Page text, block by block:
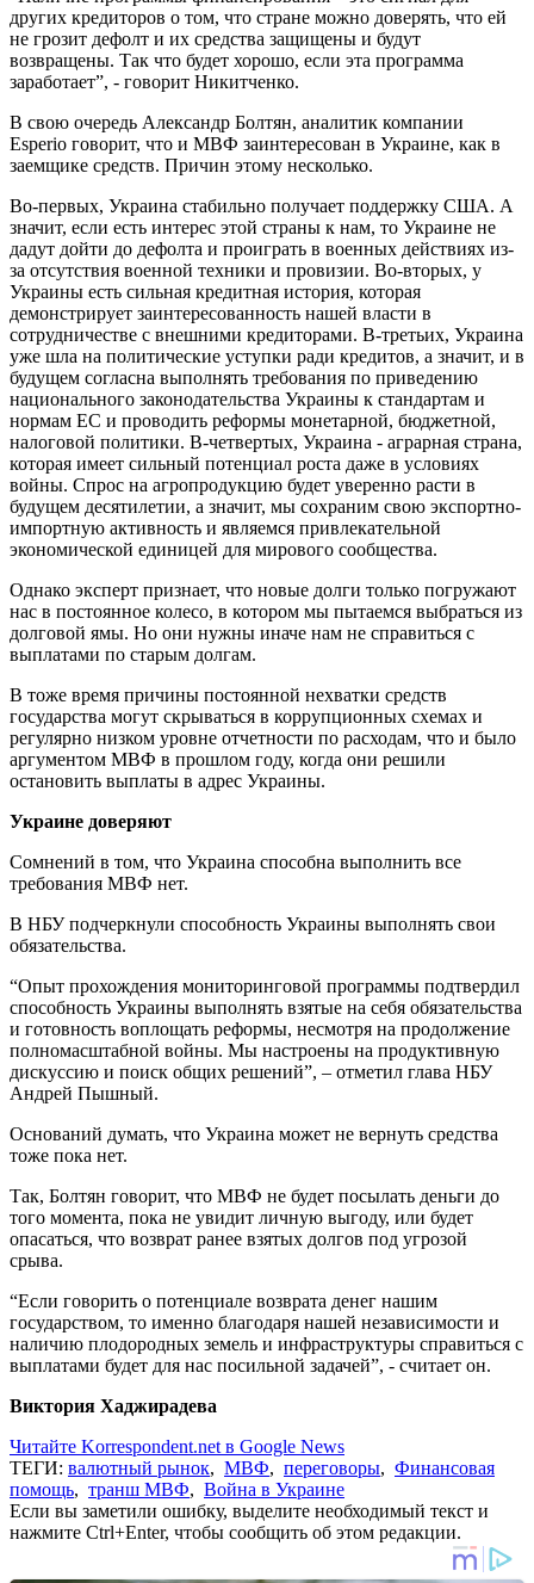
других кредиторов о том, что стране можно доверять, что ей
не грозит дефолт и их средства защищены и будут
возвращены. Так что будет хорошо, если эта программа
заработает”, - говорит Никитченко.
В свою очередь Александр Болтян, аналитик компании
Esperio говорит, что и МВФ заинтересован в Украине, как в
заемщике средств. Причин этому несколько.
Во-первых, Украина стабильно получает поддержку США. А
значит, если есть интерес этой страны к нам, то Украине не
дадут дойти до дефолта и проиграть в военных действиях из-
за отсутствия военной техники и провизии. Во-вторых, у
Украины есть сильная кредитная история, которая
демонстрирует заинтересованность нашей власти в
сотрудничестве с внешними кредиторами. В-третьих, Украина
уже шла на политические уступки ради кредитов, а значит, и в
будущем согласна выполнять требования по приведению
национального законодательства Украины к стандартам и
нормам ЕС и проводить реформы монетарной, бюджетной,
налоговой политики. В-четвертых, Украина - аграрная страна,
которая имеет сильный потенциал роста даже в условиях
войны. Спрос на агропродукцию будет уверенно расти в
будущем десятилетии, а значит, мы сохраним свою экспортно-
импортную активность и являемся привлекательной
экономической единицей для мирового сообщества.
Однако эксперт признает, что новые долги только погружают
нас в постоянное колесо, в котором мы пытаемся выбраться из
долговой ямы. Но они нужны иначе нам не справиться с
выплатами по старым долгам.
В тоже время причины постоянной нехватки средств
государства могут скрываться в коррупционных схемах и
регулярно низком уровне отчетности по расходам, что и было
аргументом МВФ в прошлом году, когда они решили
остановить выплаты в адрес Украины.
Украине доверяют
Сомнений в том, что Украина способна выполнить все
требования МВФ нет.
В НБУ подчеркнули способность Украины выполнять свои
обязательства.
“Опыт прохождения мониторинговой программы подтвердил
способность Украины выполнять взятые на себя обязательства
и готовность воплощать реформы, несмотря на продолжение
полномасштабной войны. Мы настроены на продуктивную
дискуссию и поиск общих решений”, – отметил глава НБУ
Андрей Пышный.
Оснований думать, что Украина может не вернуть средства
тоже пока нет.
Так, Болтян говорит, что МВФ не будет посылать деньги до
того момента, пока не увидит личную выгоду, или будет
опасаться, что возврат ранее взятых долгов под угрозой
срыва.
“Если говорить о потенциале возврата денег нашим
государством, то именно благодаря нашей независимости и
наличию плодородных земель и инфраструктуры справиться с
выплатами будет для нас посильной задачей”, - считает он.
Виктория Хаджирадева
Читайте Korrespondent.net в Google News
ТЕГИ: валютный рынок, МВФ, переговоры, Финансовая
помощь, транш МВФ, Война в Украине
Если вы заметили ошибку, выделите необходимый текст и
нажмите Ctrl+Enter, чтобы сообщить об этом редакции.